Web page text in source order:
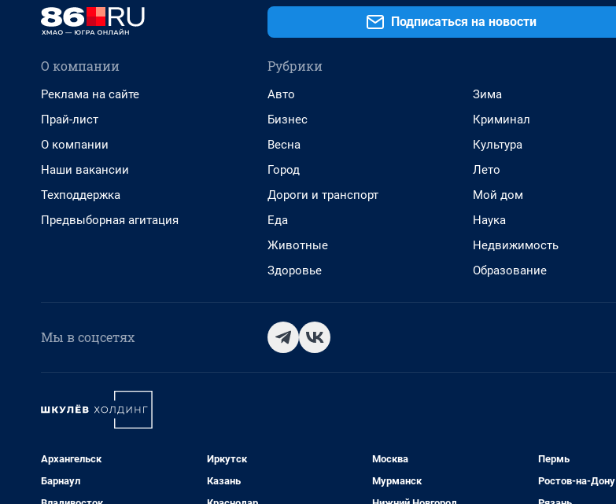
Подписаться на новости
О компании
Реклама на сайте
Прай-лист
О компании
Наши вакансии
Техподдержка
Предвыборная агитация
Рубрики
Авто
Бизнес
Весна
Город
Дороги и транспорт
Еда
Животные
Здоровье
Зима
Криминал
Культура
Лето
Мой дом
Наука
Недвижимость
Образование
Мы в соцсетях
Архангельск
Барнаул
Иркутск
Казань
Москва
Мурманск
Пермь
Ростов-на-Дону